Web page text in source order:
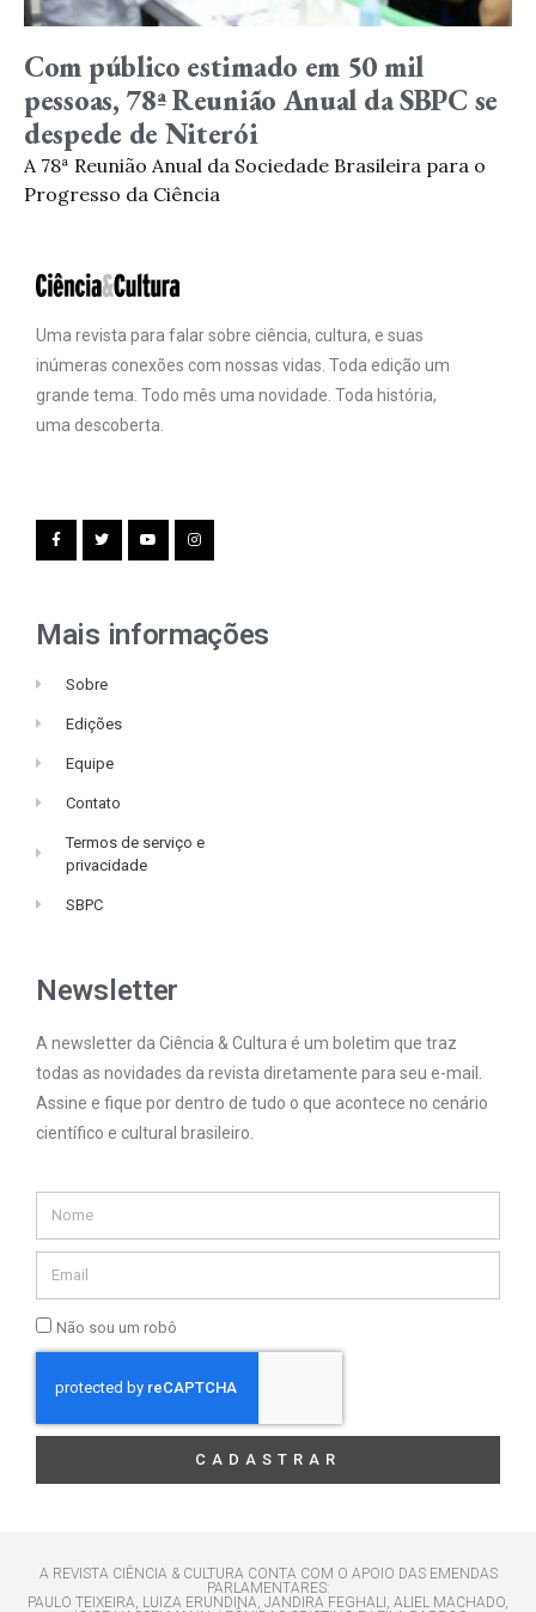
Com público estimado em 50 mil
pessoas, 78ª Reunião Anual da SBPC se
despede de Niterói
A 78ª Reunião Anual da Sociedade Brasileira para o
Progresso da Ciência
Uma revista para falar sobre ciência, cultura, e suas
inúmeras conexões com nossas vidas. Toda edição um
grande tema. Todo mês uma novidade. Toda história,
uma descoberta.
Mais informações
Sobre
Edições
Equipe
Contato
Termos de serviço e
privacidade
SBPC
Newsletter
A newsletter da Ciência & Cultura é um boletim que traz
todas as novidades da revista diretamente para seu e-mail.
Assine e fique por dentro de tudo o que acontece no cenário
científico e cultural brasileiro.
Não sou um robô
CADASTRAR
A REVISTA CIÊNCIA & CULTURA CONTA COM O APOIO DAS EMENDAS
PARLAMENTARES:
PAULO TEIXEIRA, LUIZA ERUNDINA, JANDIRA FEGHALI, ALIEL MACHADO,